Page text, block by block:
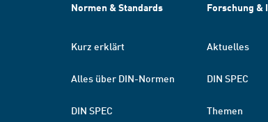
Normen & Standards
Kurz erklärt
Alles über DIN-Normen
DIN SPEC
Forschung &
Aktuelles
DIN SPEC
Themen